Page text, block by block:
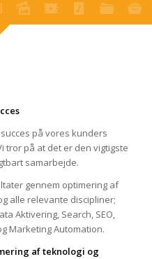
på vores kunders
på at det er den vigtigste
samarbejde.
gennem optimering af
alle relevante discipliner;
Aktivering, Search, SEO,
Marketing Automation.
af teknologi og